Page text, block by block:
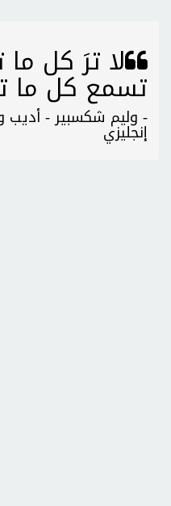
لا ترَ كل ما
تسمع كل ما
- وليم شكسبير -
إنجليزي